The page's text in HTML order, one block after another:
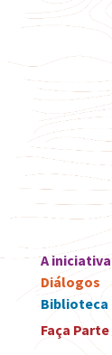
A iniciativa
Diálogos
Biblioteca
Faça Parte